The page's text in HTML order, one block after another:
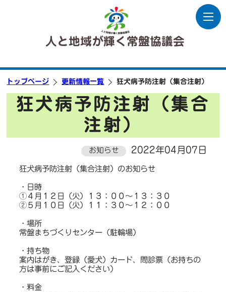
人と地域が輝く常盤協議会
トップページ 更新情報一覧 狂犬病予防注射（集合注射）
狂犬病予防注射（集合
注射）
お知らせ 2022年04月07日
狂犬病予防注射（集合注射）のお知らせ
・日時
①４月１２日（火）１３：００～１３：３０
②５月１０日（火）１１：３０～１２：００
・場所
常盤まちづくりセンター（駐輪場）
・持ち物
案内はがき、登録（愛犬）カード、問診票（お持ちの
方は事前にご記入ください）
・料金